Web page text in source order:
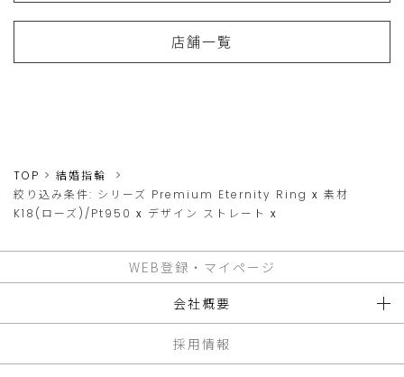
店舗一覧
TOP
結婚指輪
絞り込み条件: シリーズ Premium Eternity Ring x 素材
K18(ローズ)/Pt950 x デザイン ストレート x
WEB登録・マイページ
会社概要
採用情報